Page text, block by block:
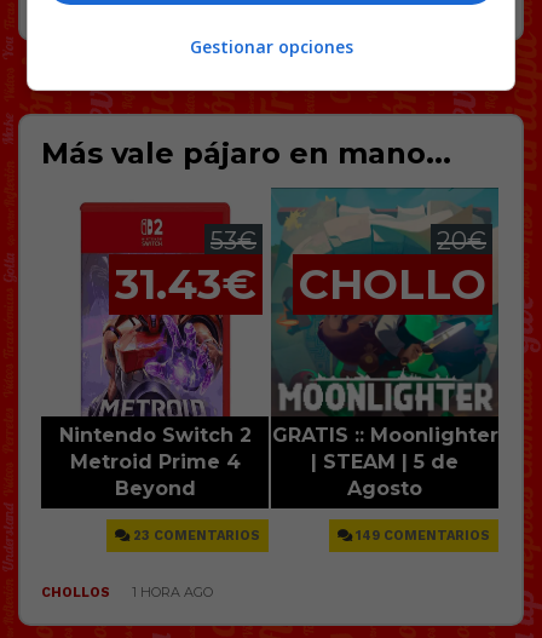
Gestionar opciones